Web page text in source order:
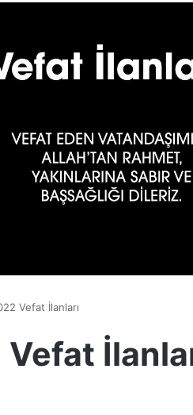
Vefat İlanları